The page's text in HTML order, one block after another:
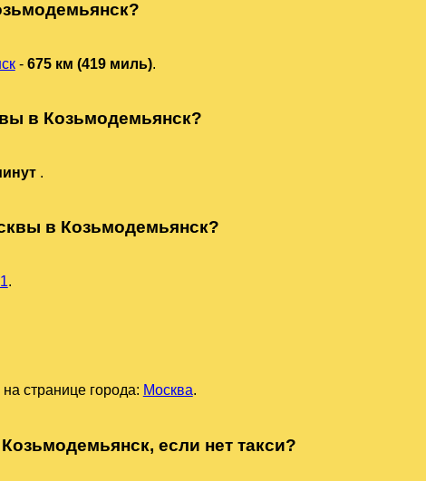
- 675 км (419 миль).
в Козьмодемьянск?
.
в Козьмодемьянск?
.
странице города: Москва.
если нет такси?